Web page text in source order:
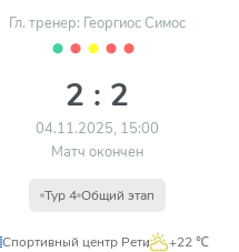
Гл. тренер: Георгиос Симос
⬤ ⬤ ⬤ ⬤ ⬤
2 : 2
04.11.2025, 15:00
Матч окончен
Тур 4 Общий этап
Спортивный центр Рети
, +22 ℃